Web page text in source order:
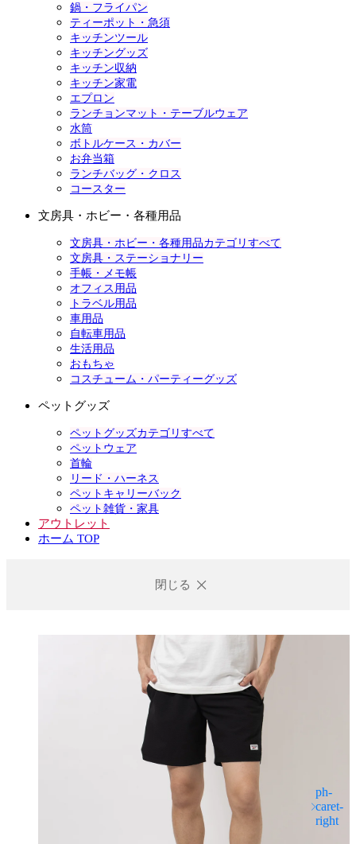
鍋・フライパン
ティーポット・急須
キッチンツール
キッチングッズ
キッチン収納
キッチン家電
エプロン
ランチョンマット・テーブルウェア
水筒
ボトルケース・カバー
お弁当箱
ランチバッグ・クロス
コースター
文房具・ホビー・各種用品
文房具・ホビー・各種用品カテゴリすべて
文房具・ステーショナリー
手帳・メモ帳
オフィス用品
トラベル用品
車用品
自転車用品
生活用品
おもちゃ
コスチューム・パーティーグッズ
ペットグッズ
ペットグッズカテゴリすべて
ペットウェア
首輪
リード・ハーネス
ペットキャリーバック
ペット雑貨・家具
アウトレット
ホーム TOP
閉じる